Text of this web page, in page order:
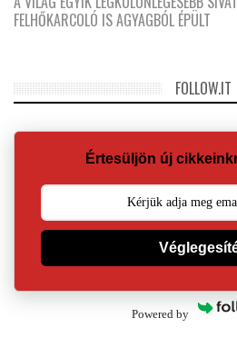
FELHŐKARCOLÓ IS AGYAGBÓL ÉPÜLT
FOLLOW.IT
Értesüljön új
Powered by